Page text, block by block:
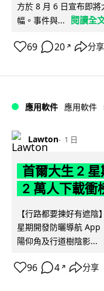
方於 8 月 6 日宣布即
幅。事件與...
閱讀全
69 20 ↗ 分享
應用軟件 應用軟件
Lawton 1 日
首爾大生 2
2 萬人下載衝
【行路都要揀好有遮
星期開發防曬導航 App
陽仰角及行道樹陰影...
96 4 ↗ 分享